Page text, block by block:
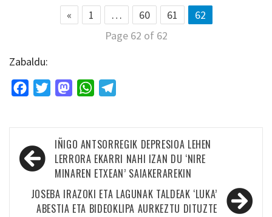
« 1 … 60 61
62
Page 62 of 62
Zabaldu:
FacebookTwitterMastodonWhatsApp
Bidalketetan
zehar
nabigatu
IÑIGO ANTSORREGIK DEPRESIOA LEHEN
LERRORA EKARRI NAHI IZAN DU ‘NIRE
MINAREN ETXEAN’ SAIAKERAREKIN
JOSEBA IRAZOKI ETA LAGUNAK TALDEAK ‘LUKA’
ABESTIA ETA BIDEOKLIPA AURKEZTU DITUZTE